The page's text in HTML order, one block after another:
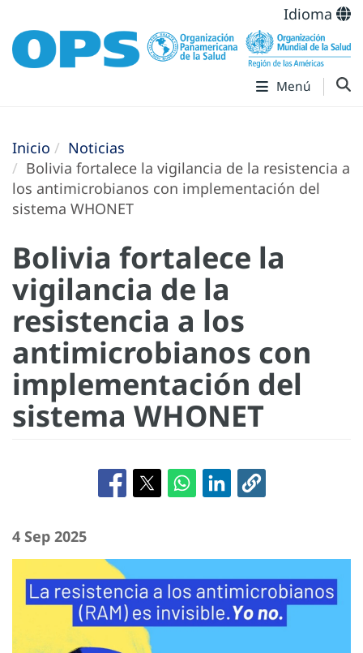
Idioma
Menú
Inicio
Noticias
Bolivia fortalece la vigilancia de la resistencia a
los antimicrobianos con implementación del
sistema WHONET
Bolivia fortalece la
vigilancia de la
resistencia a los
antimicrobianos con
implementación del
sistema WHONET
4 Sep 2025